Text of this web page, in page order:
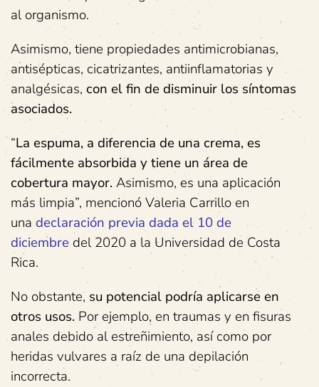
al organismo.
Asimismo, tiene propiedades antimicrobianas,
antisépticas, cicatrizantes, antiinflamatorias y
analgésicas, con el fin de disminuir los síntomas
asociados.
“La espuma, a diferencia de una crema, es
fácilmente absorbida y tiene un área de
cobertura mayor. Asimismo, es una aplicación
más limpia”, mencionó Valeria Carrillo en
una declaración previa dada el 10 de
diciembre del 2020 a la Universidad de Costa
Rica.
No obstante, su potencial podría aplicarseen
otros usos.Por ejemplo, en traumas y en fisuras
anales debido al estreñimiento, así como por
heridas vulvares a raíz de una depilación
incorrecta.